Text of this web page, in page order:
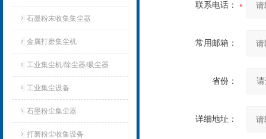
石墨粉末收集集尘器
金属打磨集尘机
工业集尘机/除尘器/吸尘器
工业集尘设备
石墨粉尘集尘器
打磨粉尘收集设备
联系电话：
常用邮箱：
省份：
详细地址：